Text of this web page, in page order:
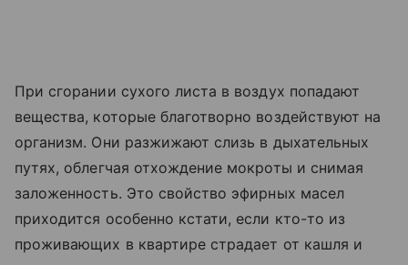
При сгорании сухого листа в воздух попадают
вещества, которые благотворно воздействуют на
организм. Они разжижают слизь в дыхательных
путях, облегчая отхождение мокроты и снимая
заложенность. Это свойство эфирных масел
приходится особенно кстати, если кто-то из
проживающих в квартире страдает от кашля и